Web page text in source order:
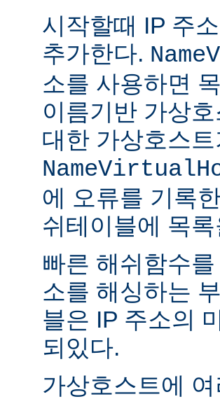
시작할때 IP 주
추가한다.
소를 사용하면
이름기반 가상
대한 가상호스
에 오류를 기록
쉬테이블에 목
빠른 해쉬함수
소를 해싱하는
블은 IP 주소의
되있다.
가상호스트에